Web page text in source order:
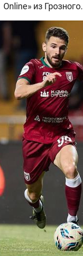
Online» из Грозного.